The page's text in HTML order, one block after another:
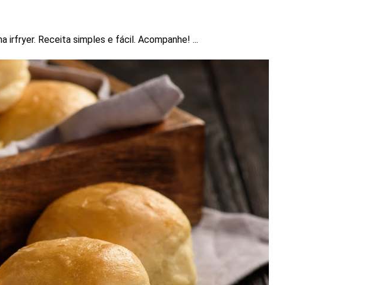
irfryer. Receita simples e fácil. Acompanhe! ...